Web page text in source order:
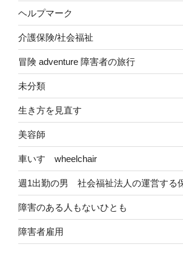
ヘルプマーク
介護保険/社会福祉
冒険 adventure 障害者の旅行
未分類
生き方を見直す
美容師
車いす wheelchair
週1出勤の男 社会福祉法人の運営する
障害のある人もないひとも
障害者雇用